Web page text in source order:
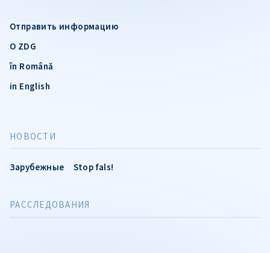
Отправить информацию
О ZDG
în Română
in English
НОВОСТИ
Зарубежные Stop fals!
РАССЛЕДОВАНИЯ